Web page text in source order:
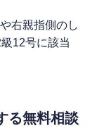
右親指側のし
12号に該当
る無料相談